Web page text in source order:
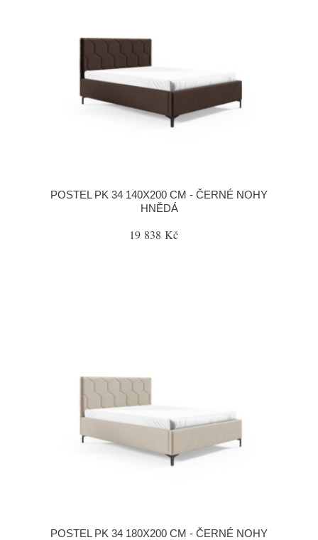
POSTEL PK 34 140X200 CM - ČERNÉ NOHY
HNĚDÁ
19 838 Kč
POSTEL PK 34 180X200 CM - ČERNÉ NOHY